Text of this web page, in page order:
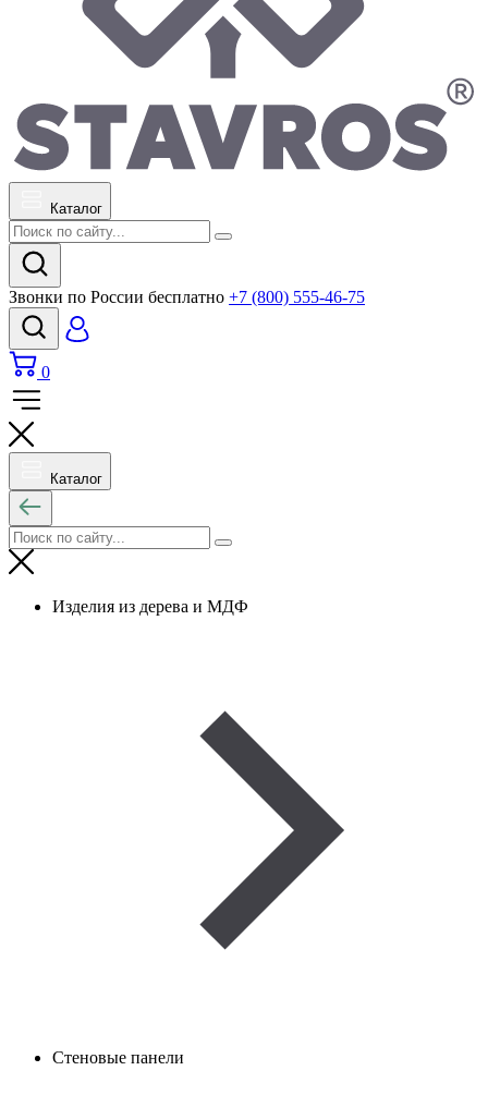
Каталог
Звонки по России бесплатно +7 (800) 555-46-75
0
Каталог
Изделия из дерева и МДФ
Стеновые панели